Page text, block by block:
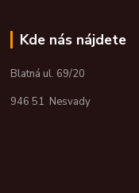
Kde nás nájdete
Blatná ul. 69/20
946 51 Nesvady